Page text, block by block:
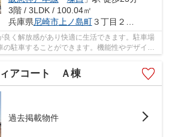
3階 / 3LDK / 100.04㎡
兵庫県尼崎市上ノ島町３丁目２８－１８
良く解放感があり快適に生活できます。駐車場
の駐車することができます。機能性やデザイン
アコート Ａ棟
過去掲載物件